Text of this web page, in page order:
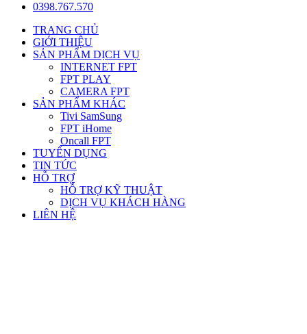
0398.767.570
TRANG CHỦ
GIỚI THIỆU
SẢN PHẨM DỊCH VỤ
INTERNET FPT
FPT PLAY
CAMERA FPT
SẢN PHẨM KHÁC
Tivi SamSung
FPT iHome
Oncall FPT
TUYỂN DỤNG
TIN TỨC
HỖ TRỢ
HỖ TRỢ KỸ THUẬT
DỊCH VỤ KHÁCH HÀNG
LIÊN HỆ